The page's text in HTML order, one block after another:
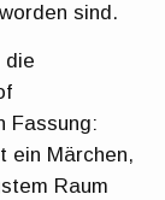
sind.
die
Fassung:
ein Märchen,
Raum